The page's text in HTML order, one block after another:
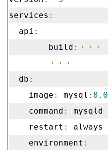
services :
  api
:
	build
:・・・
・・・
  db
:
    image
: mysql : 8.0
    command
: mysqld
    restart
:
always
    environment
: